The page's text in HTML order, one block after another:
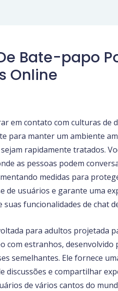
Bate-papo
Online
em contato com culturas
para manter um ambiente
rapidamente tratados.
as pessoas podem
medidas para
de usuários e garante uma
funcionalidades de chat
para adultos
estranhos, desenvolvido
semelhantes. Ele fornece
e compartilhar
de vários cantos do